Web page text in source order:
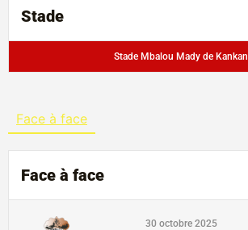
Stade
Stade Mbalou Mady de Kankan
Face à face
Face à face
30 octobre 2025